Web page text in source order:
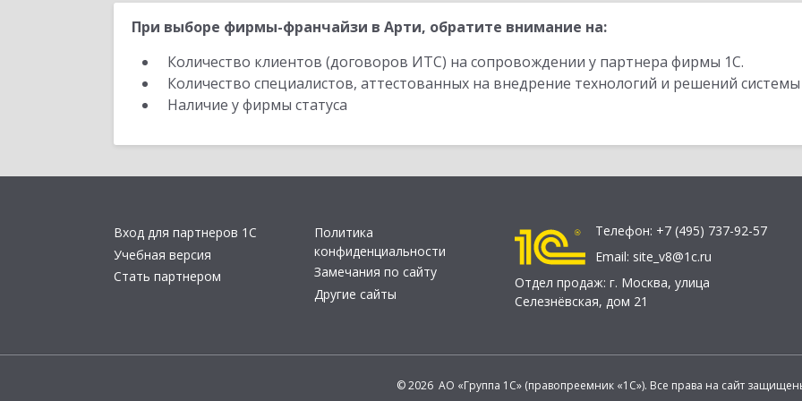
При выборе фирмы-франчайзи в Арти, обратите внимание на:
Количество клиентов (договоров ИТС) на сопровождении у партнера фирмы 1С.
Количество специалистов, аттестованных на внедрение технологий и решений
Наличие у фирмы статуса
Вход для партнеров 1С
Учебная версия
Стать партнером
Политика
конфиденциальности
Замечания по сайту
Другие сайты
Телефон: +7 (495) 737-92-57
Email: site_v8@1c.ru
Отдел продаж: г. Москва, улица
Селезнёвская, дом 21
© 2026 АО «Группа 1С» (правопреемник «1С»). Все права на сайт